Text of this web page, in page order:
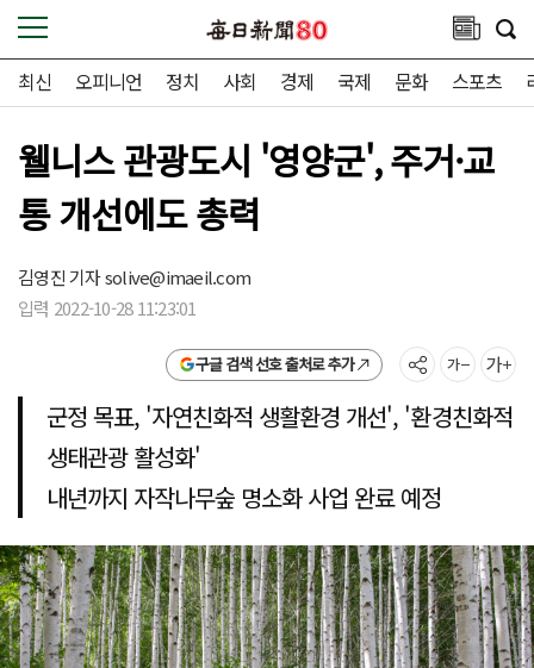
최신 오피니언 정치 사회 경제 국제 문화 스포츠
웰니스 관광도시 '영양군', 주거·교
통 개선에도 총력
김영진 기자solive@imaeil.com
입력 2022-10-28 11:23:01
구글 검색 선호 출처로 추가
군정 목표, '자연친화적 생활환경 개선', '환경친화적
생태관광 활성화'
내년까지 자작나무숲 명소화 사업 완료 예정